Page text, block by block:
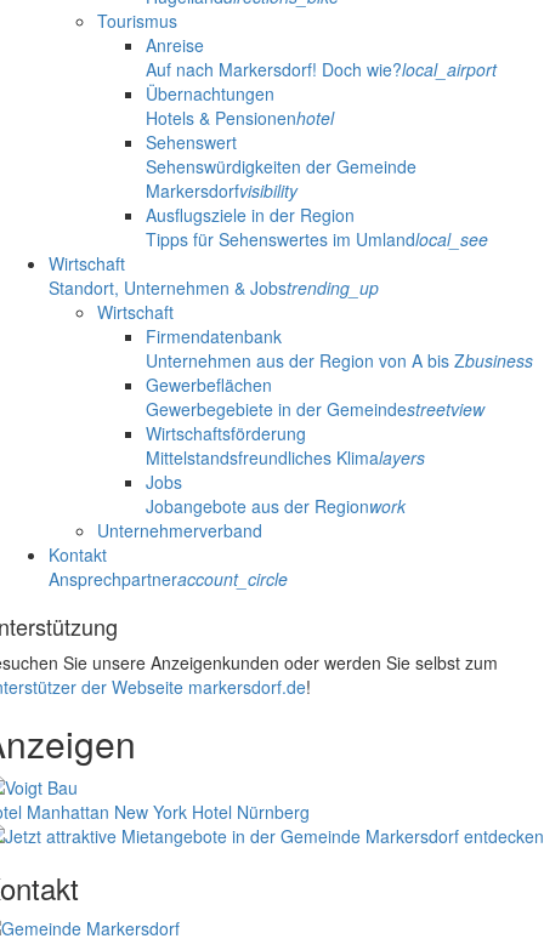
Tourismus
Anreise
Auf nach Markersdorf! Doch wie?local_airport
Übernachtungen
Hotels & Pensionenhotel
Sehenswert
Sehenswürdigkeiten der Gemeinde
Markersdorfvisibility
Ausflugsziele in der Region
Tipps für Sehenswertes im Umlandlocal_see
Wirtschaft
Standort, Unternehmen & Jobstrending_up
Wirtschaft
Firmendatenbank
Unternehmen aus der Region von A bis Zbusiness
Gewerbeflächen
Gewerbegebiete in der Gemeindestreetview
Wirtschaftsförderung
Mittelstandsfreundliches Klimalayers
Jobs
Jobangebote aus der Regionwork
Unternehmerverband
Kontakt
Ansprechpartneraccount_circle
Sie unsere Anzeigenkunden oder werden Sie selbst zum
der Webseite markersdorf.de!
Manhattan New York Hotel Nürnberg